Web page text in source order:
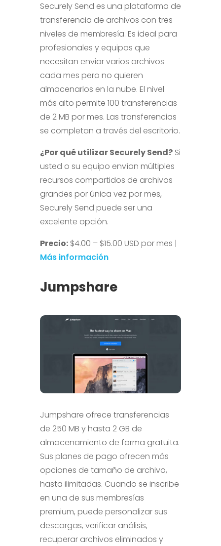
Securely Send es una plataforma de
transferencia de archivos con tres
niveles de membresía. Es ideal para
profesionales y equipos que
necesitan enviar varios archivos
cada mes pero no quieren
almacenarlos en la nube. El nivel
más alto permite 100 transferencias
de 2 MB por mes. Las transferencias
se completan a través del escritorio.
¿Por qué utilizar Securely Send?Si
usted o su equipo envían múltiples
recursos compartidos de archivos
grandes por única vez por mes,
Securely Send puede ser una
excelente opción.
Precio:$4.00 – $15.00 USD por mes |
Más información
Jumpshare
Jumpshare ofrece transferencias
de 250 MB y hasta 2 GB de
almacenamiento de forma gratuita.
Sus planes de pago ofrecen más
opciones de tamaño de archivo,
hasta ilimitadas. Cuando se inscribe
en una de sus membresías
premium, puede personalizar sus
descargas, verificar análisis,
recuperar archivos eliminados y